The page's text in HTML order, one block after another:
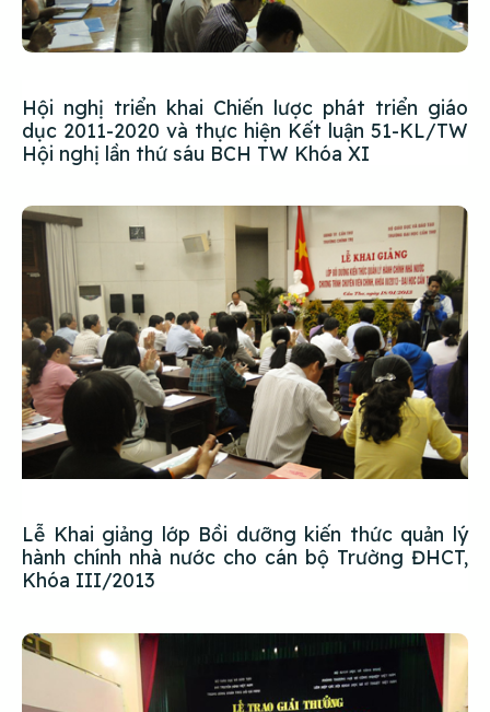
Hội nghị triển khai Chiến lược phát triển giáo
dục 2011-2020 và thực hiện Kết luận 51-KL/TW
Hội nghị lần thứ sáu BCH TW Khóa XI
Lễ Khai giảng lớp Bồi dưỡng kiến thức quản lý
hành chính nhà nước cho cán bộ Trường ĐHCT,
Khóa III/2013